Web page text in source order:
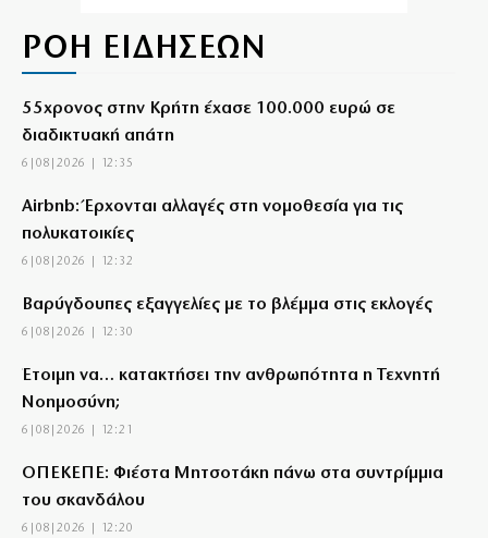
ΡΟΗ ΕΙΔΗΣΕΩΝ
55χρονος στην Κρήτη έχασε 100.000 ευρώ σε
διαδικτυακή απάτη
6|08|2026 | 12:35
Airbnb: Έρχονται αλλαγές στη νομοθεσία για τις
πολυκατοικίες
6|08|2026 | 12:32
Βαρύγδουπες εξαγγελίες με το βλέμμα στις εκλογές
6|08|2026 | 12:30
Έτοιμη να… κατακτήσει την ανθρωπότητα η Τεχνητή
Νοημοσύνη;
6|08|2026 | 12:21
ΟΠΕΚΕΠΕ: Φιέστα Μητσοτάκη πάνω στα συντρίμμια
του σκανδάλου
6|08|2026 | 12:20